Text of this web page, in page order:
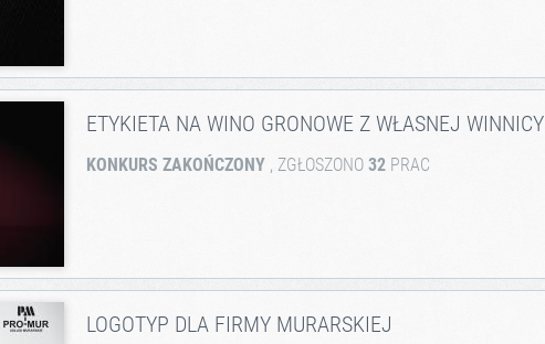
ETYKIETA NA WINO GRONOWE Z WŁASNEJ WINNICY
KONKURS ZAKOŃCZONY , ZGŁOSZONO 32 PRAC
LOGOTYP DLA FIRMY MURARSKIEJ